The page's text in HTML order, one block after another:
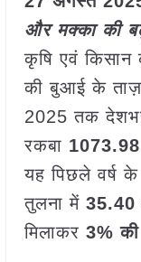
और मक्का की
कृषि एवं
की बुआई के
2025 तक
रकबा
यह पिछले वर्ष के
तुलना में 35.40
मिलाकर 3% की